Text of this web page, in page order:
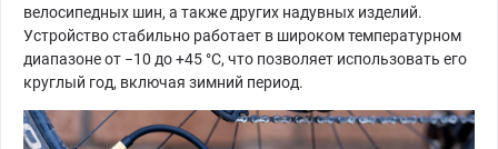
велосипедных шин, а также других надувных изделий.
Устройство стабильно работает в широком температурном
диапазоне от −10 до +45 °C, что позволяет использовать его
круглый год, включая зимний период.